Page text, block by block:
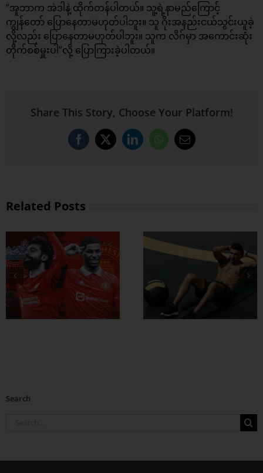
“အူဘာက အဲဒါနဲ့ ထိုက်တန်ပါတယ်။ သူ့ရဲ့နာမည်ကြောင့်
ကျွန်တော် ပြောနေတာမဟုတ်ပါဘူး။ သူ ဂိုးအနည်းငယ်သွင်းယူခဲ့
လို့လည်း ပြောနေတာမဟုတ်ပါဘူး။ သူက လိဂ်မှာ အကောင်းဆုံး
တိုက်စစ်မှူးပါ”လို့ ပြောကြားခဲ့ပါတယ်။
Share This Story, Choose Your Platform!
Facebook
X LinkedInWhatsApp
Email
Related Posts
ထိထိရောက်ရောက်
ဗိုက်ခေါက် အဆီ
တွေ ချဖို့
Search